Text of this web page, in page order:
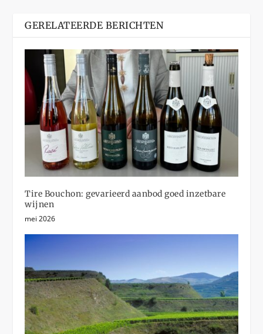
GERELATEERDE BERICHTEN
Tire Bouchon: gevarieerd aanbod goed inzetbare
wijnen
mei 2026